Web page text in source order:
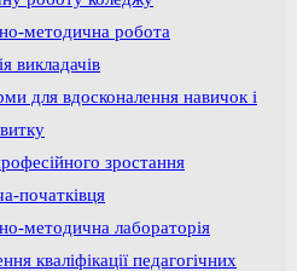
методична робота
викладачів
для вдосконалення навичок і
зростання
початківця
методична лабораторія
кваліфікації педагогічних